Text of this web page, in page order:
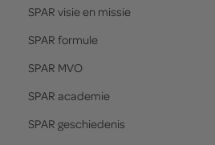
SPAR visie en missie
SPAR formule
SPAR MVO
SPAR academie
SPAR geschiedenis